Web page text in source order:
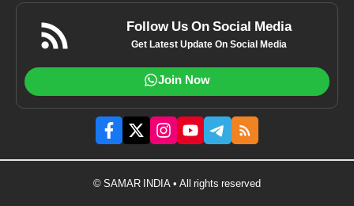
Follow Us On Social Media
Get Latest Update On Social Media
Join Now
© SAMAR INDIA • All rights reserved